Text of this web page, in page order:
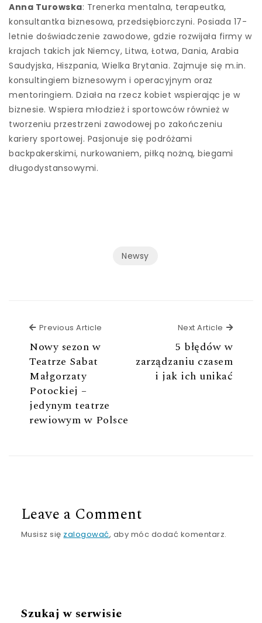
Anna Turowska: Trenerka mentalna, terapeutka,
konsultantka biznesowa, przedsiębiorczyni. Posiada 17-
letnie doświadczenie zawodowe, gdzie rozwijała firmy w
krajach takich jak Niemcy, Litwa, Łotwa, Dania, Arabia
Saudyjska, Hiszpania, Wielka Brytania. Zajmuje się m.in.
konsultingiem biznesowym i operacyjnym oraz
mentoringiem. Działa na rzecz kobiet wspierając je w
biznesie. Wspiera młodzież i sportowców również w
tworzeniu przestrzeni zawodowej po zakończeniu
kariery sportowej. Pasjonuje się podróżami
backpakerskimi, nurkowaniem, piłką nożną, biegami
długodystansowymi.
Newsy
Previous Article
Nowy sezon w
Teatrze Sabat
Małgorzaty
Potockiej –
jedynym teatrze
rewiowym w Polsce
Next Article Next
5 błędów w
zarządzaniu czasem
i jak ich unikać
Leave a Comment
Musisz się zalogować, aby móc dodać komentarz.
Szukaj w serwisie